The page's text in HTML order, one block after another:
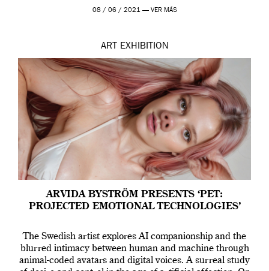
Madrid y la Wellcome […]
08 / 06 / 2021 — VER MÁS
ART EXHIBITION
ARVIDA BYSTRÖM PRESENTS ‘PET:
PROJECTED EMOTIONAL TECHNOLOGIES’
The Swedish artist explores AI companionship and the
blurred intimacy between human and machine through
animal-coded avatars and digital voices. A surreal study